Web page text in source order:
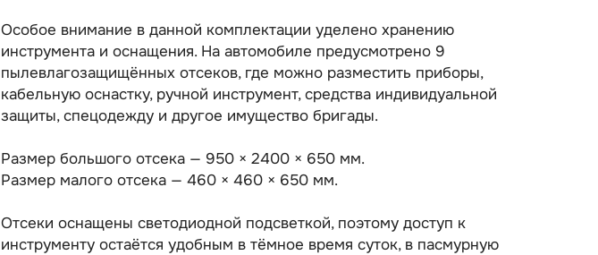
Особое внимание в данной комплектации уделено хранению
инструмента и оснащения. На автомобиле предусмотрено 9
пылевлагозащищённых отсеков, где можно разместить приборы,
кабельную оснастку, ручной инструмент, средства индивидуальной
защиты, спецодежду и другое имущество бригады.
Размер большого отсека — 950 × 2400 × 650 мм.
Размер малого отсека — 460 × 460 × 650 мм.
Отсеки оснащены светодиодной подсветкой, поэтому доступ к
инструменту остаётся удобным в тёмное время суток, в пасмурную